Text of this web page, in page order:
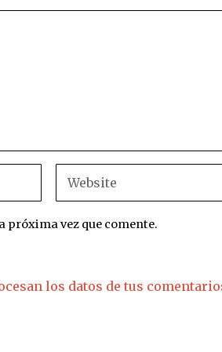
próxima vez que comente.
los datos de tus